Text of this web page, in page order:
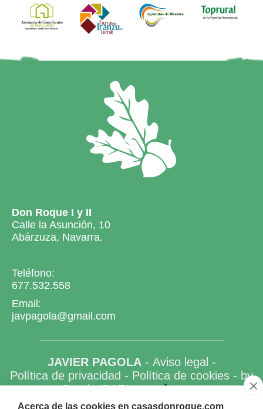
Acerca de las cookies en casasdonroque.com
Don Roque I y II
Calle la Asunción, 10
Abárzuza, Navarra.
Teléfono:
677.532.558
Email:
javpagola@gmail.com
JAVIER PAGOLA- Aviso legal -
Política de privacidad - Política de cookies - by
RuralesDATA -